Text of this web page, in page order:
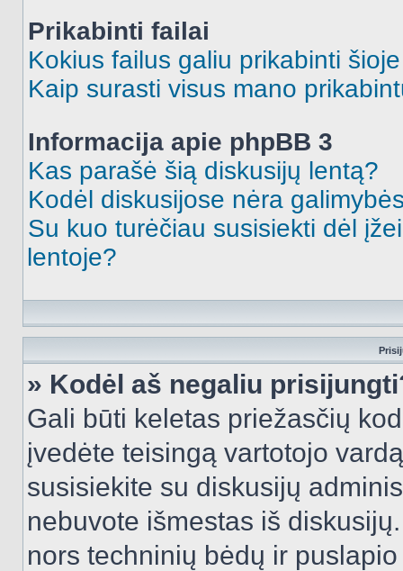
Prikabinti failai
Kokius failus galiu prikabinti
Kaip surasti visus mano
Informacija apie phpBB 3
Kas parašė šią diskusijų lentą?
Kodėl diskusijose nėra
Su kuo turėčiau susisiekti dėl
lentoje?
» Kodėl aš negaliu
Gali būti keletas priežasčių
įvedėte teisingą vartotojo
susisiekite su diskusijų
nebuvote išmestas iš
nors techninių bėdų ir